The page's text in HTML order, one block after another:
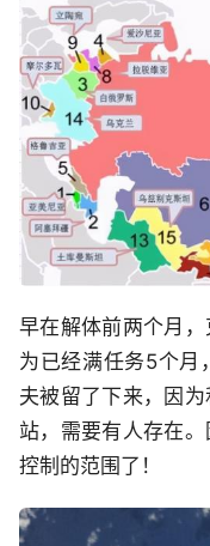
早在解体前两个月
为已经满任务5个月
夫被留了下来，因
站，需要有人存在
控制的范围了！